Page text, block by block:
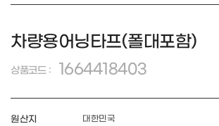
차량용어닝타프(폴대포함)
상품코드 : 1664418403
원산지 대한민국